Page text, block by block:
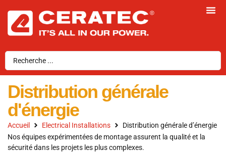
Distribution générale
d'énergie
Accueil Electrical Installations
Distribution générale d’énergie
Nos équipes expérimentées de montage assurent la qualité et la
sécurité dans les projets les plus complexes.